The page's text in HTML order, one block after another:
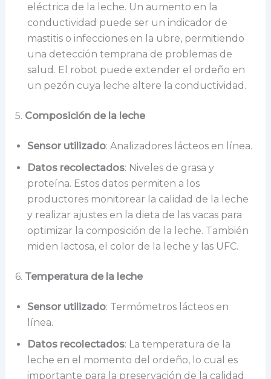
eléctrica de la leche. Un aumento en la
conductividad puede ser un indicador de
mastitis o infecciones en la ubre, permitiendo
una detección temprana de problemas de
salud. El robot puede extender el ordeño en
un pezón cuya leche altere la conductividad.
5. Composición de la leche
Sensor utilizado: Analizadores lácteos en línea.
Datos recolectados: Niveles de grasa y
proteína. Estos datos permiten a los
productores monitorear la calidad de la leche
y realizar ajustes en la dieta de las vacas para
optimizar la composición de la leche. También
miden lactosa, el color de la leche y las UFC.
6. Temperatura de la leche
Sensor utilizado: Termómetros lácteos en
línea.
Datos recolectados: La temperatura de la
leche en el momento del ordeño, lo cual es
importante para la preservación de la calidad